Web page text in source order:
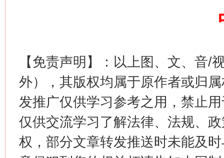
【免责声明】：以上图、文、音/
外），其版权均属于原作者或归
发推广仅供学习参考之用，禁止
仅供交流学习了解法律、法规、
权，部分文章转发推送时未能及
在谋一域中谋全局
今